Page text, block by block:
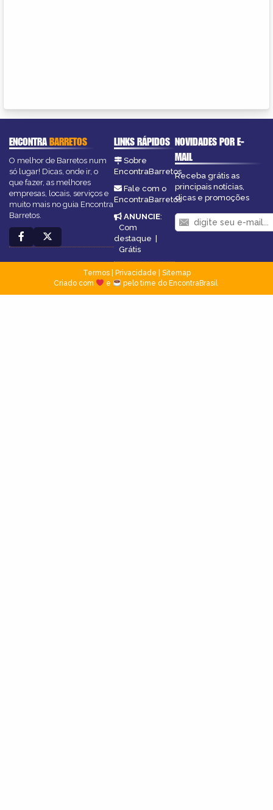
ENCONTRABARRETOS
O melhor de Barretos num
só lugar! Dicas, onde ir, o
que fazer, as melhores
empresas, locais, serviços e
muito mais no guia Encontra
Barretos.
LINKS RÁPIDOS
Sobre
EncontraBarretos
Fale com o
EncontraBarretos
ANUNCIE:
Com
destaque |
Grátis
NOVIDADES POR E-
MAIL
Receba grátis as
principais notícias,
dicas e promoções
Termos| Privacidade
Sitemap
Criado com
e pelo time do EncontraBrasil